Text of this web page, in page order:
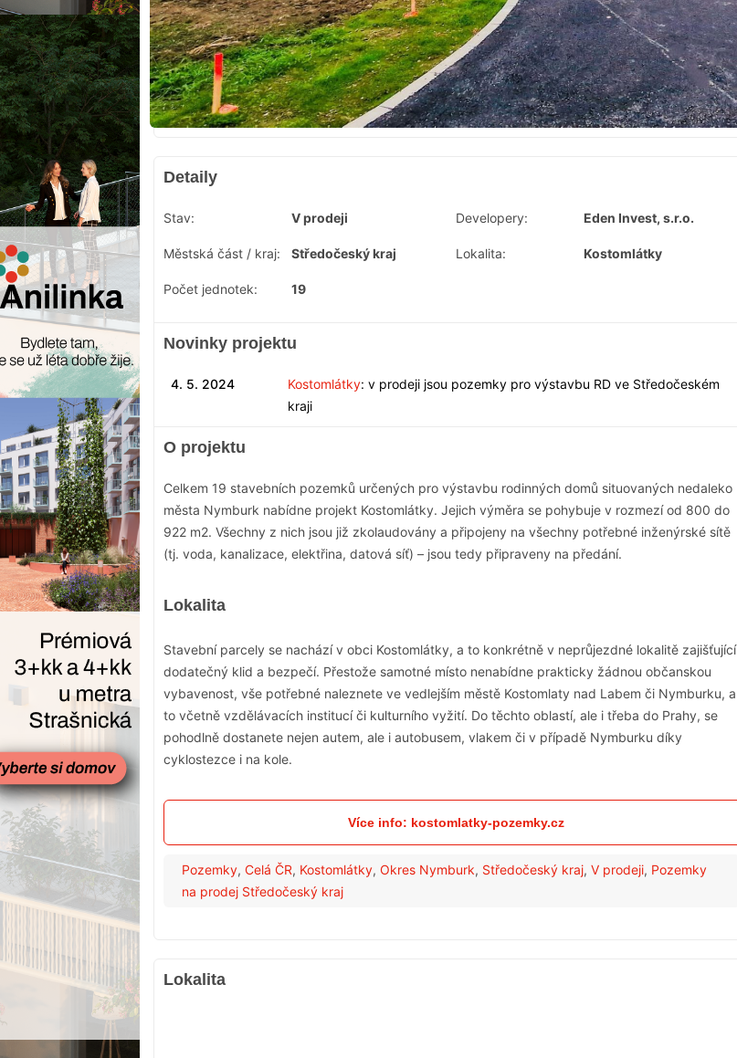
Detaily
Stav: V prodeji Developery: Eden Invest, s.r.o.
Městská část / kraj: Středočeský kraj Lokalita: Kostomlátky
Počet jednotek: 19
Novinky projektu
4. 5. 2024 Kostomlátky: v prodeji jsou pozemky pro výstavbu RD ve Středočeském
kraji
O projektu
Celkem 19 stavebních pozemků určených pro výstavbu rodinných domů situovaných nedaleko
města Nymburk nabídne projekt Kostomlátky. Jejich výměra se pohybuje v rozmezí od 800 do
922 m2. Všechny z nich jsou již zkolaudovány a připojeny na všechny potřebné inženýrské sítě
(tj. voda, kanalizace, elektřina, datová síť) – jsou tedy připraveny na předání.
Lokalita
Stavební parcely se nachází v obci Kostomlátky, a to konkrétně v neprůjezdné lokalitě zajišťující
dodatečný klid a bezpečí. Přestože samotné místo nenabídne prakticky žádnou občanskou
vybavenost, vše potřebné naleznete ve vedlejším městě Kostomlaty nad Labem či Nymburku, a
to včetně vzdělávacích institucí či kulturního vyžití. Do těchto oblastí, ale i třeba do Prahy, se
pohodlně dostanete nejen autem, ale i autobusem, vlakem či v případě Nymburku díky
cyklostezce i na kole.
Více info: kostomlatky-pozemky.cz
Pozemky, Celá ČR, Kostomlátky, Okres Nymburk, Středočeský kraj, V prodeji, Pozemky
na prodej Středočeský kraj
Lokalita